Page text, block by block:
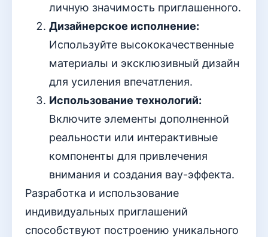
личную значимость приглашенного.
Дизайнерское исполнение:
Используйте высококачественные
материалы и эксклюзивный дизайн
для усиления впечатления.
Использование технологий:
Включите элементы дополненной
реальности или интерактивные
компоненты для привлечения
внимания и создания вау-эффекта.
Разработка и использование
индивидуальных приглашений
способствуют построению уникального